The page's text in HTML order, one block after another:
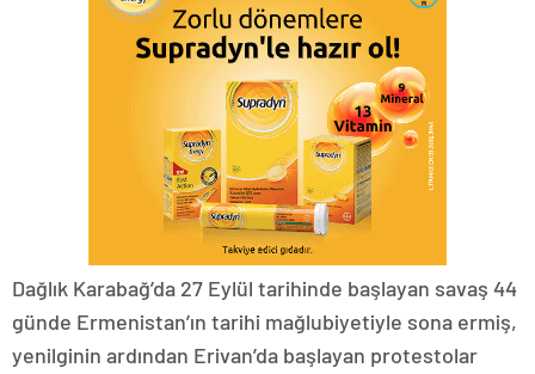
Dağlık Karabağ’da 27 Eylül tarihinde başlayan savaş 44
günde Ermenistan’ın tarihi mağlubiyetiyle sona ermiş,
yenilginin ardından Erivan’da başlayan protestolar